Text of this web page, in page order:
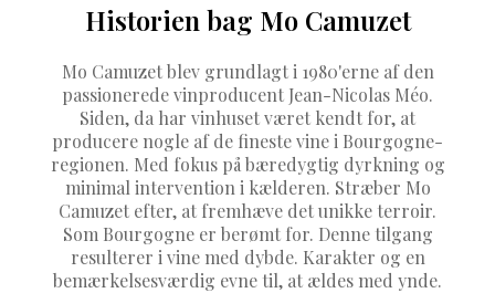
Historien bag Mo Camuzet
Mo Camuzet blev grundlagt i 1980'erne af den
passionerede vinproducent Jean-Nicolas Méo.
Siden, da har vinhuset været kendt for, at
producere nogle af de fineste vine i Bourgogne-
regionen. Med fokus på bæredygtig dyrkning og
minimal intervention i kælderen. Stræber Mo
Camuzet efter, at fremhæve det unikke terroir.
Som Bourgogne er berømt for. Denne tilgang
resulterer i vine med dybde. Karakter og en
bemærkelsesværdig evne til, at ældes med ynde.